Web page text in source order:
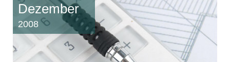
Dezember
2008